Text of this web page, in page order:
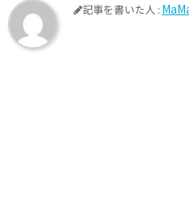
記事を書いた人 :